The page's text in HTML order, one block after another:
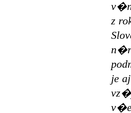
z
je